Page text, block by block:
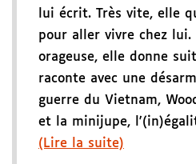
lui écrit. Très vite, elle
pour aller vivre chez
orageuse, elle donne
raconte avec une
guerre du Vietnam,
et la minijupe,
(Lire la suite)